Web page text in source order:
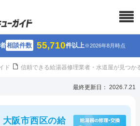
相談件数 55,710件以上※2026年8月時点
ド 信頼できる給湯器修理業者・水道屋が見つか
最終更新日： 2026.7.21
大阪市西区の給